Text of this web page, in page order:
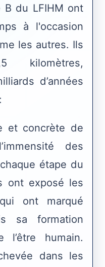
du LFIHM ont
à l'occasion
les autres. Ils
kilomètres,
d’années
et concrète de
des
étape du
ont exposé les
ont marqué
sa formation
l’être humain.
dans les